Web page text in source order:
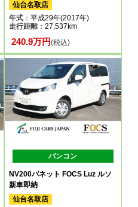
仙台名取店
年式：平成29年(2017年)
走行距離：27,537km
240.9万円(税込)
バンコン
NV200バネット FOCS Luz ルソ
新車即納
仙台名取店